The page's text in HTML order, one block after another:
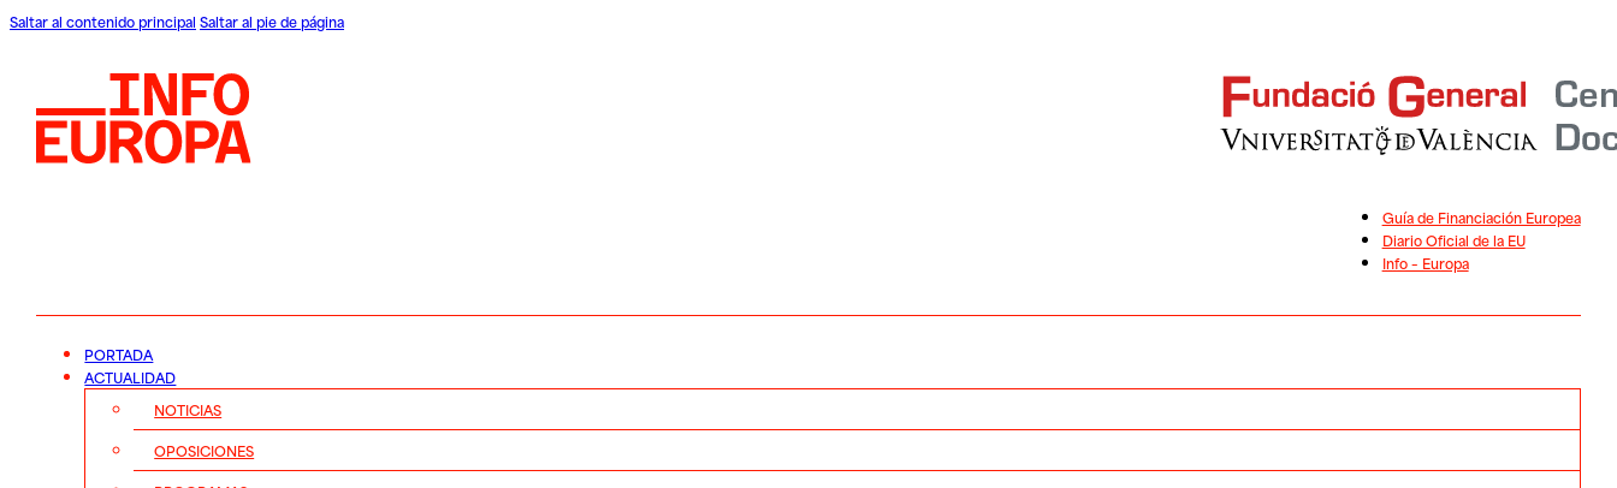
Saltar al contenido principal Saltar al pie de página
Guía de Financiación Europea
Diario Oficial de la EU
Info – Europa
PORTADA
ACTUALIDAD
NOTICIAS
OPOSICIONES